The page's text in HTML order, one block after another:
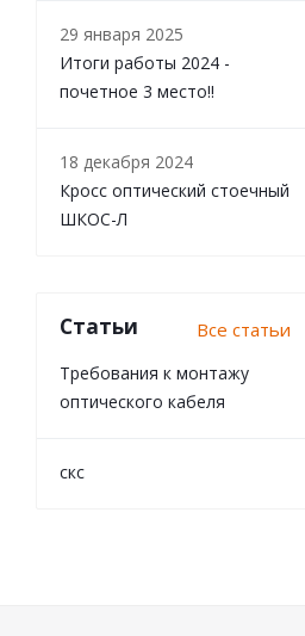
29 января 2025
Итоги работы 2024 -
почетное 3 место!!
18 декабря 2024
Кросс оптический стоечный
ШКОС-Л
Статьи Все статьи
Требования к монтажу
оптического кабеля
скс